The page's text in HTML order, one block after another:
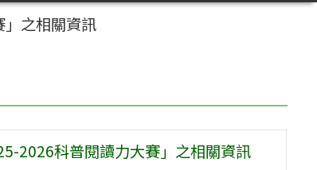
之相關資訊
2026科普閱讀力大賽」之相關資訊